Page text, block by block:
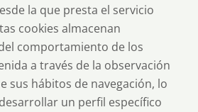
la que presta el servicio
cookies almacenan
comportamiento de los
a través de la observación
sus hábitos de navegación, lo
un perfil específico